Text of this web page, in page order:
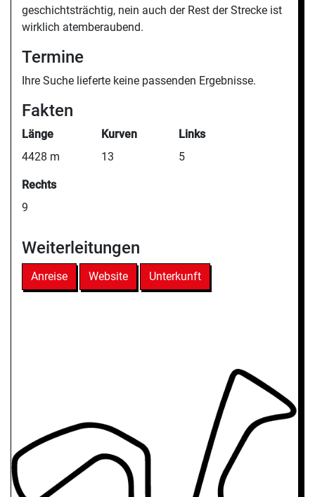
geschichtsträchtig, nein auch der Rest der Strecke ist
wirklich atemberaubend.
Termine
Ihre Suche lieferte keine passenden Ergebnisse.
Fakten
Länge
4428 m
Kurven
13
Links
5
Rechts
9
Weiterleitungen
Anreise Website Unterkunft